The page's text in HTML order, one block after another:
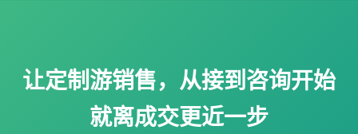
让定制游销售，从接到咨询开始
就离成交更近一步